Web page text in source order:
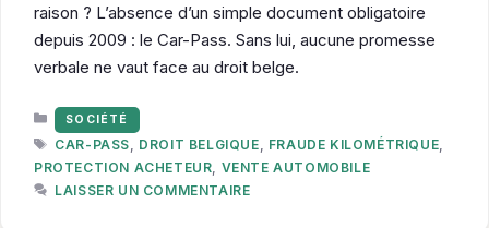
raison ? L’absence d’un simple document obligatoire
depuis 2009 : le Car-Pass. Sans lui, aucune promesse
verbale ne vaut face au droit belge.
CATÉGORIES
SOCIÉTÉ
ÉTIQUETTES
CAR-PASS DROIT BELGIQUE FRAUDE KILOMÉTRIQUE
PROTECTION ACHETEUR VENTE AUTOMOBILE
LAISSER UN COMMENTAIRE